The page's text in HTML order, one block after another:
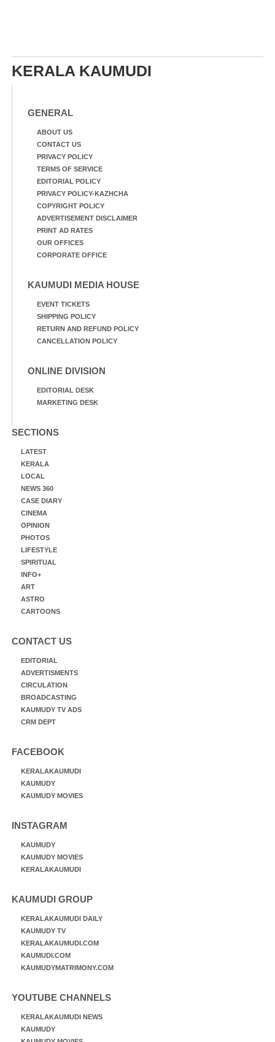
KERALA KAUMUDI
GENERAL
ABOUT US
CONTACT US
PRIVACY POLICY
TERMS OF SERVICE
EDITORIAL POLICY
PRIVACY POLICY-KAZHCHA
COPYRIGHT POLICY
ADVERTISEMENT DISCLAIMER
PRINT AD RATES
OUR OFFICES
CORPORATE OFFICE
KAUMUDI MEDIA HOUSE
EVENT TICKETS
SHIPPING POLICY
RETURN AND REFUND POLICY
CANCELLATION POLICY
ONLINE DIVISION
EDITORIAL DESK
MARKETING DESK
SECTIONS
LATEST
KERALA
LOCAL
NEWS 360
CASE DIARY
CINEMA
OPINION
PHOTOS
LIFESTYLE
SPIRITUAL
INFO+
ART
ASTRO
CARTOONS
CONTACT US
EDITORIAL
ADVERTISMENTS
CIRCULATION
BROADCASTING
KAUMUDY TV ADS
CRM DEPT
FACEBOOK
KERALAKAUMUDI
KAUMUDY
KAUMUDY MOVIES
INSTAGRAM
KAUMUDY
KAUMUDY MOVIES
KERALAKAUMUDI
KAUMUDI GROUP
KERALAKAUMUDI DAILY
KAUMUDY TV
KERALAKAUMUDI.COM
KAUMUDI.COM
KAUMUDYMATRIMONY.COM
YOUTUBE CHANNELS
KERALAKAUMUDI NEWS
KAUMUDY